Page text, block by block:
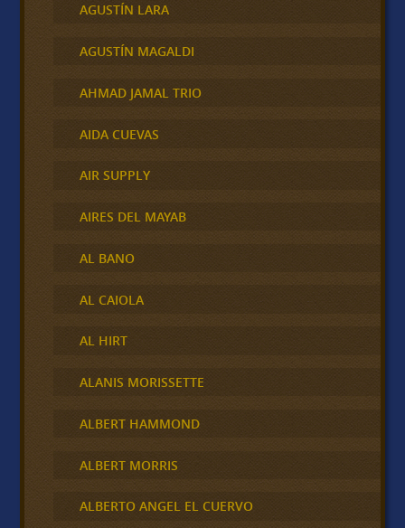
AGUSTÍN LARA
AGUSTÍN MAGALDI
AHMAD JAMAL TRIO
AIDA CUEVAS
AIR SUPPLY
AIRES DEL MAYAB
AL BANO
AL CAIOLA
AL HIRT
ALANIS MORISSETTE
ALBERT HAMMOND
ALBERT MORRIS
ALBERTO ANGEL EL CUERVO